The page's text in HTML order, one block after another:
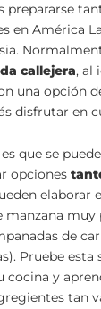
prepararse
en América
callejera, al
una opción
disfrutar en
que se
opciones
elaborar
manzana muy
de
Pruebe esta
cocina y
tan